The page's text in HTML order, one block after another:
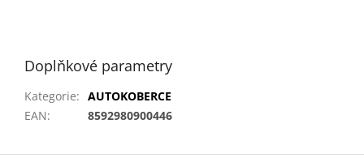
Doplňkové parametry
Kategorie: AUTOKOBERCE
EAN: 8592980900446